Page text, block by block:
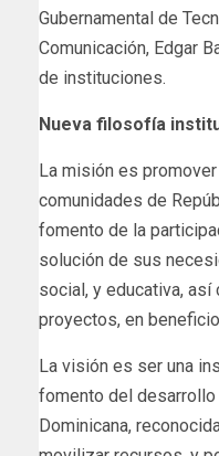
Gubernamental de
Comunicación, Edgar
de instituciones.
Nueva filosofía
La misión es
comunidades de
fomento de la
solución de sus
social, y educativa,
proyectos, en
La visión es ser una
fomento del desarrollo
Dominicana,